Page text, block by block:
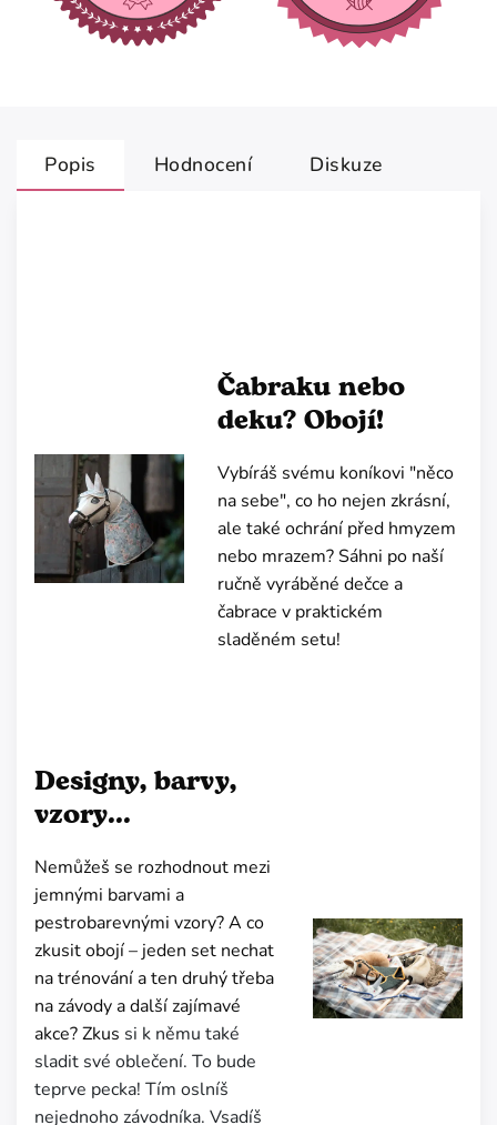
Popis Hodnocení Diskuze
Čabraku nebo
deku? Obojí!
Vybíráš svému koníkovi "něco
na sebe", co ho nejen zkrásní,
ale také ochrání před hmyzem
nebo mrazem? Sáhni po naší
ručně vyráběné dečce a
čabrace v praktickém
sladěném setu!
Designy, barvy,
vzory...
Nemůžeš se rozhodnout mezi
jemnými barvami a
pestrobarevnými vzory? A co
zkusit obojí – jeden set nechat
na trénování a ten druhý třeba
na závody a další zajímavé
akce? Zkus si k němu také
sladit své oblečení. To bude
teprve pecka! Tím oslníš
nejednoho závodníka. Vsadíš